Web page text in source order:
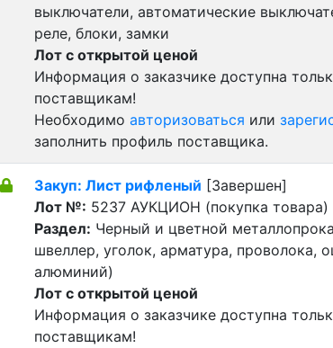
выключатели, автоматические
реле, блоки, замки
Лот с открытой ценой
Информация о заказчике доступна
поставщикам!
Необходимо авторизоваться или
заполнить профиль поставщика.
Закуп: Лист рифленый [Завершен]
Лот №: 5237 АУКЦИОН (покупка товара)
Раздел: Черный и цветной
швеллер, уголок, арматура, проволока,
алюминий)
Лот с открытой ценой
Информация о заказчике доступна
поставщикам!